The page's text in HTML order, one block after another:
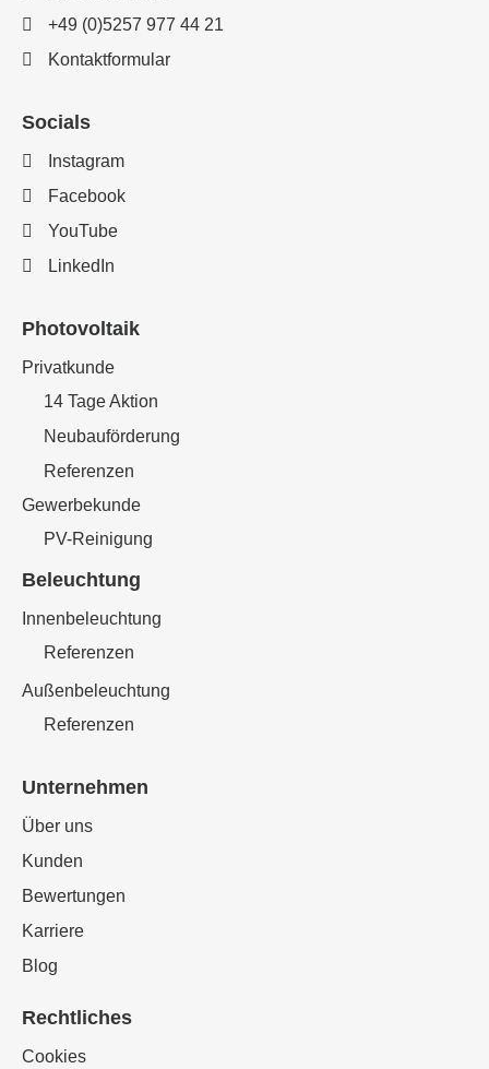
+49 (0)5257 977 44 21
Kontaktformular
Socials
Instagram
Facebook
YouTube
LinkedIn
Photovoltaik
Privatkunde
14 Tage Aktion
Neubauförderung
Referenzen
Gewerbekunde
PV-Reinigung
Beleuchtung
Innenbeleuchtung
Referenzen
Außenbeleuchtung
Referenzen
Unternehmen
Über uns
Kunden
Bewertungen
Karriere
Blog
Rechtliches
Cookies